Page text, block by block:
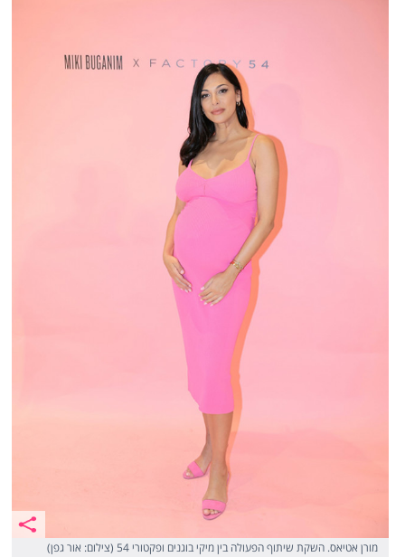
מורן אטיאס. השקת שיתוף הפעולה בין מיקי בוגנים ופקטורי 54 (צילום: אור גפן)